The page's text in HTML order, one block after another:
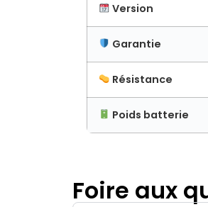
Version
Garantie
Résistance
Poids batterie
Foire aux